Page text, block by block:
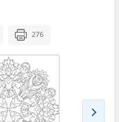
276